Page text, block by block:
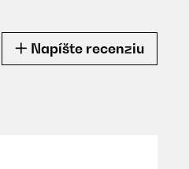
Napíšte recenziu